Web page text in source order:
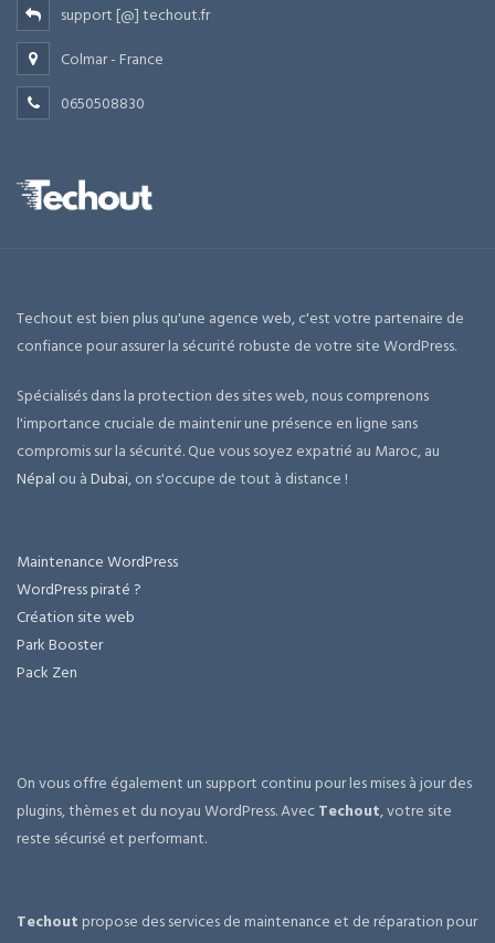
support [@] techout.fr
Colmar - France
0650508830
Techout est bien plus qu'une agence web, c'est votre partenaire de
confiance pour assurer la sécurité robuste de votre site WordPress.
Spécialisés dans la protection des sites web, nous comprenons
l'importance cruciale de maintenir une présence en ligne sans
compromis sur la sécurité. Que vous soyez expatrié au Maroc, au
Népal ou àDubai, on s'occupe de tout à distance !
Maintenance WordPress
WordPress piraté ?
Création site web
Park Booster
Pack Zen
On vous offre également un support continu pour les mises à jour des
plugins, thèmes et du noyau WordPress. AvecTechout, votre site
reste sécurisé et performant.
Techout propose des services de maintenance et de réparation pour